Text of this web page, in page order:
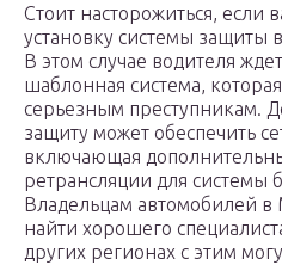
Стоит насторожиться,
установку системы защиты
В этом случае водителя
шаблонная система,
серьезным преступникам.
защиту может обеспечить
включающая
ретрансляции для системы
Владельцам автомобилей в
найти хорошего
других регионах с этим